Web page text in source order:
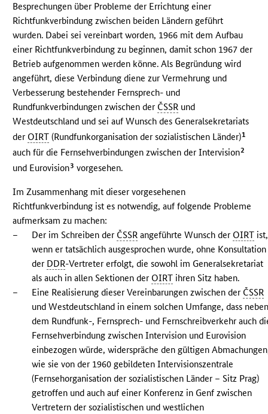
Besprechungen über Probleme der Errichtung einer
Richtfunkverbindung zwischen beiden Ländern geführt
wurden. Dabei sei vereinbart worden, 1966 mit dem Aufbau
einer Richtfunkverbindung zu beginnen, damit schon 1967 der
Betrieb aufgenommen werden könne. Als Begründung wird
angeführt, diese Verbindung diene zur Vermehrung und
Verbesserung bestehender Fernsprech- und
Rundfunkverbindungen zwischen der ČSSR und
Westdeutschland und sei auf Wunsch des Generalsekretariats
der OIRT (Rundfunkorganisation der sozialistischen Länder)1
auch für die Fernsehverbindungen zwischen der Intervision2
und Eurovision3 vorgesehen.
Im Zusammenhang mit dieser vorgesehenen
Richtfunkverbindung ist es notwendig, auf folgende Probleme
aufmerksam zu machen:
–
Der im Schreiben der ČSSR angeführte Wunsch der OIRT ist,
wenn er tatsächlich ausgesprochen wurde, ohne Konsultation
der DDR-Vertreter erfolgt, die sowohl im Generalsekretariat
als auch in allen Sektionen der OIRT ihren Sitz haben.
–
Eine Realisierung dieser Vereinbarungen zwischen der ČSSR
und Westdeutschland in einem solchen Umfange, dass
dem Rundfunk-, Fernsprech- und Fernschreibverkehr auch
Fernsehverbindung zwischen Intervision und Eurovision
einbezogen würde, widerspräche den gültigen
wie sie von der 1960 gebildeten Intervisionszentrale
(Fernsehorganisation der sozialistischen Länder – Sitz Prag)
getroffen und auch auf einer Konferenz in Genf zwischen
Vertretern der sozialistischen und westlichen